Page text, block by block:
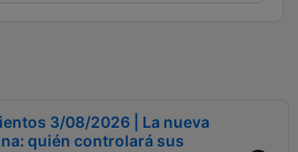
3/08/2026 | La nueva
quién controlará sus